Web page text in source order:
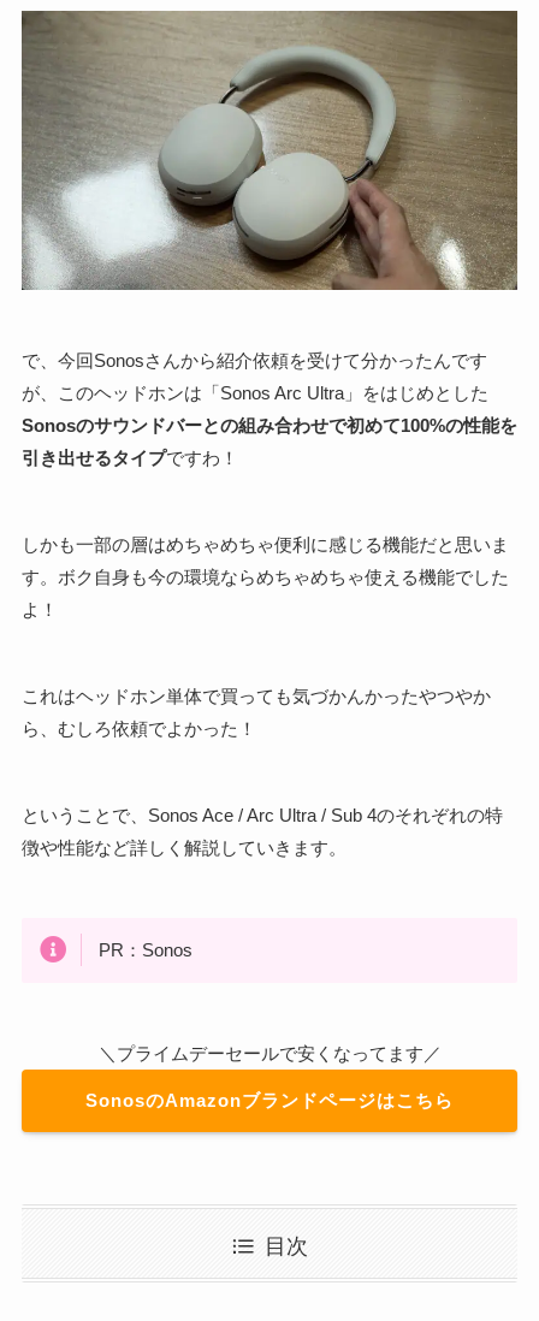
で、今回Sonosさんから紹介依頼を受けて分かったんです
が、このヘッドホンは「Sonos Arc Ultra」をはじめとした
Sonosのサウンドバーとの組み合わせで初めて100%の性能を
引き出せるタイプですわ！
しかも一部の層はめちゃめちゃ便利に感じる機能だと思いま
す。ボク自身も今の環境ならめちゃめちゃ使える機能でした
よ！
これはヘッドホン単体で買っても気づかんかったやつやか
ら、むしろ依頼でよかった！
ということで、Sonos Ace / Arc Ultra / Sub 4のそれぞれの特
徴や性能など詳しく解説していきます。
PR：Sonos
＼プライムデーセールで安くなってます／
SonosのAmazonブランドページはこちら
目次